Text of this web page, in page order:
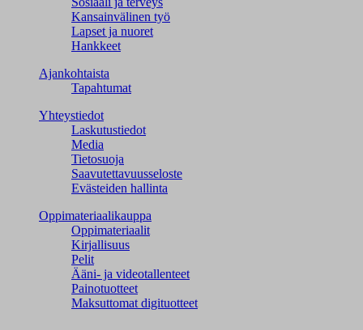
Kansainvälinen työ
Lapset ja nuoret
Hankkeet
Ajankohtaista
Tapahtumat
Yhteystiedot
Laskutustiedot
Media
Tietosuoja
Saavutettavuusseloste
Evästeiden hallinta
Oppimateriaalikauppa
Oppimateriaalit
Kirjallisuus
Pelit
Ääni- ja videotallenteet
Painotuotteet
Maksuttomat digituotteet